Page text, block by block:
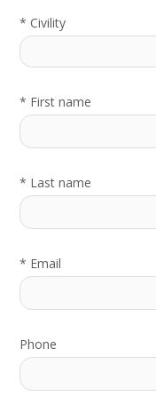
* Civility
* First name
* Last name
* Email
Phone